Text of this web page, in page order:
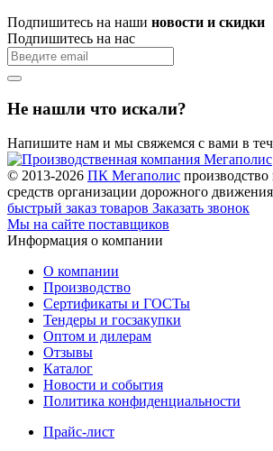
Подпишитесь на наши новости и скидки
Подпишитесь на нас
Не нашли что искали?
Напишите нам и мы свяжемся с вами в
© 2013-2026 ПК Мегаполис производство
средств организации дорожного движения
быстрый заказ товаров Заказать звонок
Мы на сайте поставщиков
Информация о компании
О компании
Производство
Сертификаты и ГОСТы
Тендеры и госзакупки
Оптом и дилерам
Отзывы
Каталог
Новости и события
Политика конфиденциальности
Прайс-лист